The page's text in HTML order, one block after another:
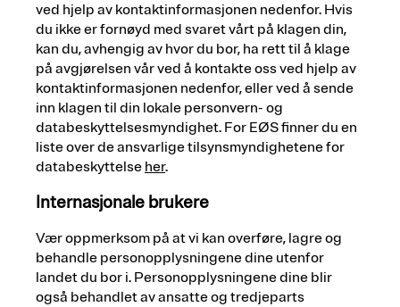
ved hjelp av kontaktinformasjonen nedenfor. Hvis
du ikke er fornøyd med svaret vårt på klagen din,
kan du, avhengig av hvor du bor, ha rett til å klage
på avgjørelsen vår ved å kontakte oss ved hjelp av
kontaktinformasjonen nedenfor, eller ved å sende
inn klagen til din lokale personvern- og
databeskyttelsesmyndighet. For EØS finner du en
liste over de ansvarlige tilsynsmyndighetene for
databeskyttelse her.
Internasjonale brukere
Vær oppmerksom på at vi kan overføre, lagre og
behandle personopplysningene dine utenfor
landet du bor i. Personopplysningene dine blir
også behandlet av ansatte og tredjeparts